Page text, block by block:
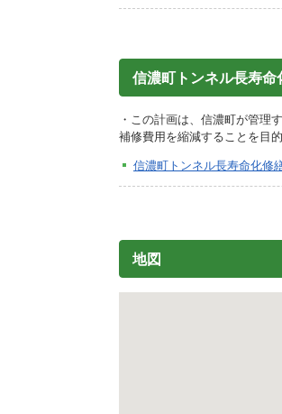
生活道路
交通安全・防犯
施設
信濃町トンネル長寿命
・この計画は、信濃町が管理
補修費用を縮減することを目
信濃町トンネル長寿命化修
地図